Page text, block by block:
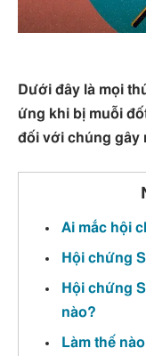
Dưới đây là mọi
ứng khi bị muỗi
đối với chúng gây
Ai mắc hội
Hội chứng
Hội chứng
nào?
Làm thế